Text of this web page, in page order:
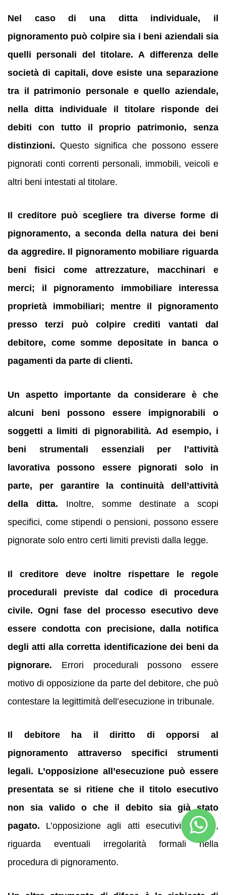
Nel caso di una ditta individuale, il
pignoramento può colpire sia i beni aziendali sia
quelli personali del titolare. A differenza delle
società di capitali, dove esiste una separazione
tra il patrimonio personale e quello aziendale,
nella ditta individuale il titolare risponde dei
debiti con tutto il proprio patrimonio, senza
distinzioni. Questo significa che possono essere
pignorati conti correnti personali, immobili, veicoli e
altri beni intestati al titolare.
Il creditore può scegliere tra diverse forme di
pignoramento, a seconda della natura dei beni
da aggredire. Il pignoramento mobiliare riguarda
beni fisici come attrezzature, macchinari e
merci; il pignoramento immobiliare interessa
proprietà immobiliari; mentre il pignoramento
presso terzi può colpire crediti vantati dal
debitore, come somme depositate in banca o
pagamenti da parte di clienti.
Un aspetto importante da considerare è che
alcuni beni possono essere impignorabili o
soggetti a limiti di pignorabilità. Ad esempio, i
beni strumentali essenziali per l’attività
lavorativa possono essere pignorati solo in
parte, per garantire la continuità dell’attività
della ditta. Inoltre, somme destinate a scopi
specifici, come stipendi o pensioni, possono essere
pignorate solo entro certi limiti previsti dalla legge.
Il creditore deve inoltre rispettare le regole
procedurali previste dal codice di procedura
civile. Ogni fase del processo esecutivo deve
essere condotta con precisione, dalla notifica
degli atti alla corretta identificazione dei beni da
pignorare. Errori procedurali possono essere
motivo di opposizione da parte del debitore, che può
contestare la legittimità dell’esecuzione in tribunale.
Il debitore ha il diritto di opporsi al
pignoramento attraverso specifici strumenti
legali. L’opposizione all’esecuzione può essere
presentata se si ritiene che il titolo esecutivo
non sia valido o che il debito sia già stato
pagato. L’opposizione agli atti esecutivi, invece,
riguarda eventuali irregolarità formali nella
procedura di pignoramento.